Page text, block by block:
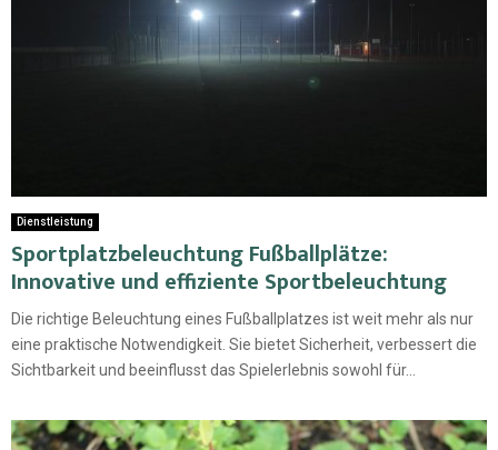
Dienstleistung
Sportplatzbeleuchtung Fußballplätze:
Innovative und effiziente Sportbeleuchtung
Die richtige Beleuchtung eines Fußballplatzes ist weit mehr als nur
eine praktische Notwendigkeit. Sie bietet Sicherheit, verbessert die
Sichtbarkeit und beeinflusst das Spielerlebnis sowohl für...